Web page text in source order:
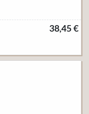
38,45 €